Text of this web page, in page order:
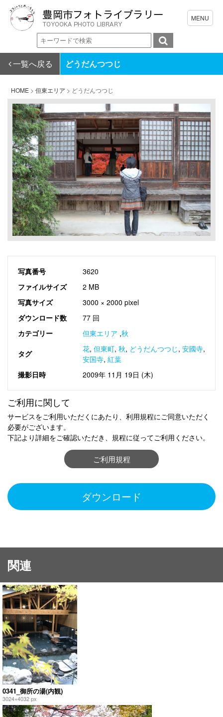
一覧へ戻る どうだんつつじ
HOME > 但東エリア > どうだんつつじ
写真番号
3620
ファイルサイズ
2 MB
写真サイズ
3000 × 2000 pixel
ダウンロード数
77 回
カテゴリー
但東エリア ,秋
タグ 花, 但東町, 秋, どうだんつつじ, 安國寺,
安国寺, 紅葉
撮影日時
2009年 11月 19日 (木)
ご利用に関して
サービスをご利用いただくにあたり、利用規程にご同意いただく
必要がございます。
下記より詳細をご確認いただき、規程に従ってご利用ください。
ご利用規程
ダウンロード
関連
0341_御所の湯(内観)
3024×4032 px